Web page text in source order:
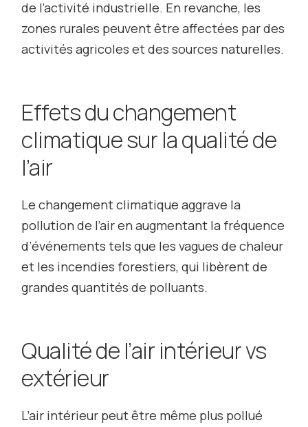
de l’activité industrielle. En revanche, les
zones rurales peuvent être affectées par des
activités agricoles et des sources naturelles.
Effets du changement
climatique sur la qualité de
l’air
Le changement climatique aggrave la
pollution de l’air en augmentant la fréquence
d’événements tels que les vagues de chaleur
et les incendies forestiers, qui libèrent de
grandes quantités de polluants.
Qualité de l’air intérieur vs
extérieur
L’air intérieur peut être même plus pollué